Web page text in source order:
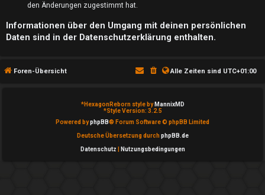
c
h
den Änderungen zugestimmt hat.
Informationen über den Umgang mit deinen persönlichen
Daten sind in der Datenschutzerklärung enthalten.
Foren-Übersicht Alle Zeiten sind UTC+01:00
*HexagonReborn style by MannixMD
*Style Version: 3.2.5
Powered byphpBB® Forum Software © phpBB Limited
Deutsche Übersetzung durch phpBB.de
Datenschutz Nutzungsbedingungen